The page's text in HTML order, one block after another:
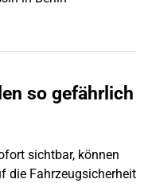
so gefährlich
sichtbar, können
die Fahrzeugsicherheit